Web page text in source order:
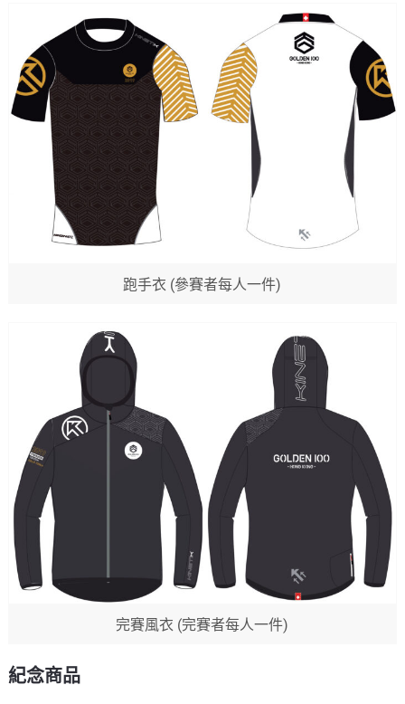
跑手衣 (參賽者每人一件)
完賽風衣 (完賽者每人一件)
紀念商品